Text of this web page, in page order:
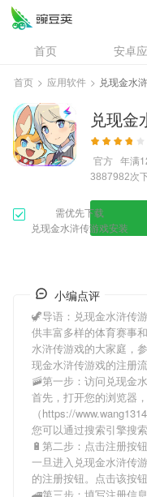
首页 安卓
资讯
专题
问答
首页 > 应用软件 > 兑现金水
兑现金
官方 年满
3887982次
需优先下载
兑现金水浒传游戏安装
小编点评
🦖导语： 兑现金水浒传
供丰富多样的体育赛事
水浒传游戏的大家庭，
现金水浒传游戏的注册
🚠第一步：访问兑现金
首先，打开您的浏览器
（https://
您可以通过搜索引擎搜
🔋第二步：点击注册按钮
一旦进入 兑现金水浒传
的注册按钮。点击该按